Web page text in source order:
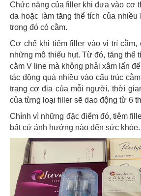
Chức năng của filler khi đưa vào cơ
da hoặc làm tăng thể tích của
trong đó có cằm.
Cơ chế khi tiêm filler vào vị trí cằm,
những mô thiếu hụt. Từ đó, tăng thể
cằm V line mà không phải xâm lấn
tác động quá nhiều vào cấu trúc
trạng cơ địa của mỗi người, thời
của từng loại filler sẽ dao động từ 6
Chính vì những đặc điểm đó, tiêm
bất cứ ảnh hưởng nào đến sức khỏe.